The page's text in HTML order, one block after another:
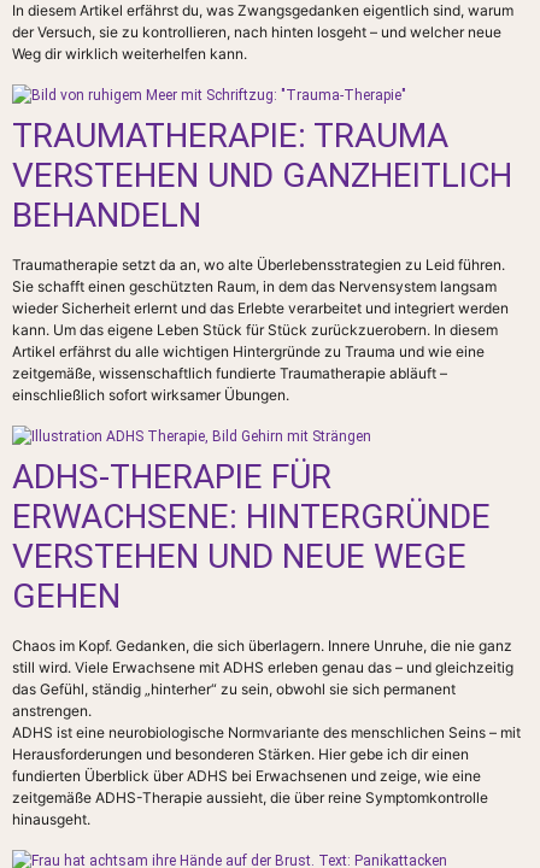
In diesem Artikel erfährst du, was Zwangsgedanken eigentlich sind, warum
der Versuch, sie zu kontrollieren, nach hinten losgeht – und welcher neue
Weg dir wirklich weiterhelfen kann.
TRAUMATHERAPIE: TRAUMA
VERSTEHEN UND GANZHEITLICH
BEHANDELN
Traumatherapie setzt da an, wo alte Überlebensstrategien zu Leid führen.
Sie schafft einen geschützten Raum, in dem das Nervensystem langsam
wieder Sicherheit erlernt und das Erlebte verarbeitet und integriert werden
kann. Um das eigene Leben Stück für Stück zurückzuerobern. In diesem
Artikel erfährst du alle wichtigen Hintergründe zu Trauma und wie eine
zeitgemäße, wissenschaftlich fundierte Traumatherapie abläuft –
einschließlich sofort wirksamer Übungen.
ADHS-THERAPIE FÜR
ERWACHSENE: HINTERGRÜNDE
VERSTEHEN UND NEUE WEGE
GEHEN
Chaos im Kopf. Gedanken, die sich überlagern. Innere Unruhe, die nie ganz
still wird. Viele Erwachsene mit ADHS erleben genau das – und gleichzeitig
das Gefühl, ständig „hinterher“ zu sein, obwohl sie sich permanent
anstrengen.
ADHS ist eine neurobiologische Normvariante des menschlichen Seins – mit
Herausforderungen und besonderen Stärken. Hier gebe ich dir einen
fundierten Überblick über ADHS bei Erwachsenen und zeige, wie eine
zeitgemäße ADHS-Therapie aussieht, die über reine Symptomkontrolle
hinausgeht.